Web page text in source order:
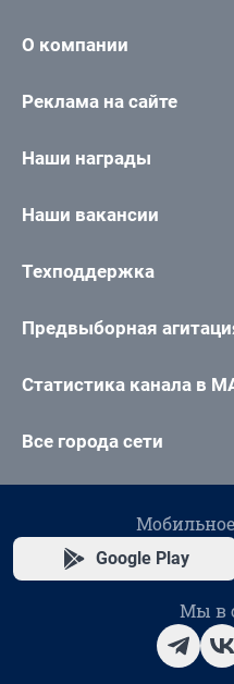
О компании
Реклама на сайте
Наши награды
Наши вакансии
Техподдержка
Предвыборная
Статистика канала в
Все города сети
Google Play
Мы в